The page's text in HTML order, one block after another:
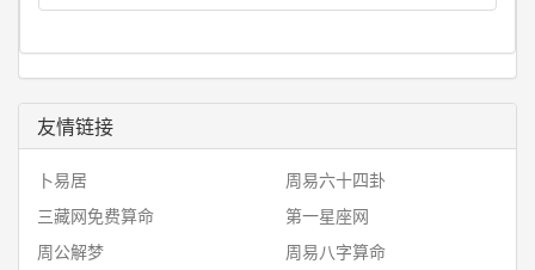
友情链接
卜易居
周易六十四卦
三藏网免费算命
第一星座网
周公解梦
周易八字算命